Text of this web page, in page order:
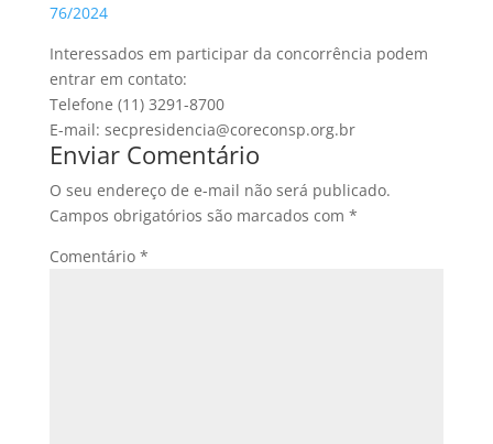
76/2024
Interessados em participar da concorrência podem
entrar em contato:
Telefone (11) 3291-8700
E-mail: secpresidencia@coreconsp.org.br
Enviar Comentário
O seu endereço de e-mail não será publicado.
Campos obrigatórios são marcados com *
Comentário *